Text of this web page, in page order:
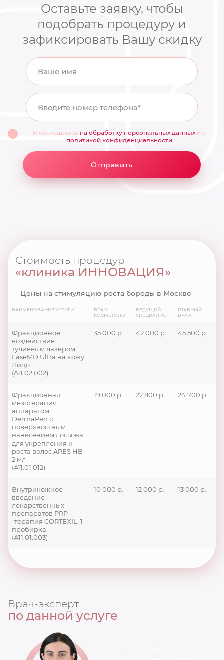
Оставьте заявку, чтобы
подобрать процедуру и
зафиксировать Вашу скидку
Ваше имя
Введите номер телефона*
Я соглашаюсь на обработку персональных данных и с
политикой конфиденциальности
Отправить
Стоимость процедур
«клиника ИННОВАЦИЯ»
Цены на стимуляцию роста бороды в Москве
НАИМЕНОВАНИЕ УСЛУГИ
ВРАЧ-
КОСМЕТОЛОГ
ВЕДУЩИЙ
СПЕЦИАЛИСТ
ГЛАВНЫЙ
ВРАЧ
Фракционное
воздействие
тулиевым лазером
LaseMD Ultra на кожу.
Лицо
(A11.02.002)
35 000 р. 42 000 р. 45 500 р.
Фракционная
мезотерапия
аппаратом
DermaPen с
поверхностным
нанесением лосьона
для укрепления и
роста волос ARES HB
2 мл
(A11.01.012)
19 000 р. 22 800 р. 24 700 р.
Внутрикожное
введение
лекарственных
препаратов PRP
-терапия CORTEXIL, 1
пробирка
(А11.01.003)
10 000 р. 12 000 р. 13 000 р.
Врач-эксперт
по данной услуге